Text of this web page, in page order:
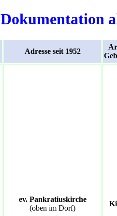
Dokumentation
Adresse seit 1952
ev. Pankratiuskirche
(oben im Dorf)